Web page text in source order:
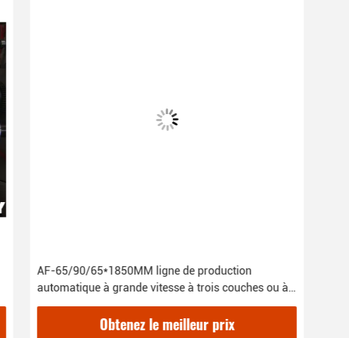
AF-65/90/65*1850MM ligne de production
automatique à grande vitesse à trois couches ou à
cinq couches de film étirable / film d'adhérence
Obtenez le meilleur prix